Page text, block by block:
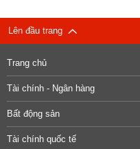
Lên đầu trang
Trang chủ
Tài chính - Ngân hàng
Bất động sản
Tài chính quốc tế